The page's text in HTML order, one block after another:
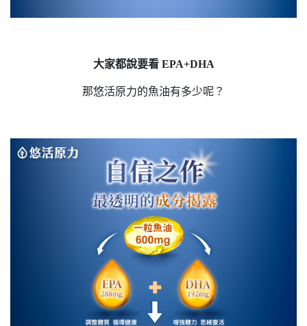
大家都說要看 EPA+DHA
那悠活原力的魚油有多少呢？